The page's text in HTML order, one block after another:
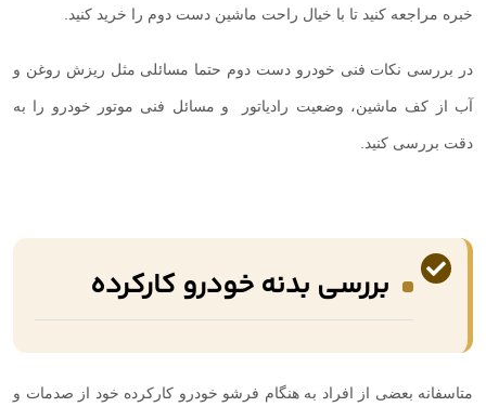
خبره مراجعه کنید تا با خیال راحت ماشین دست دوم را خرید کنید.
در بررسی نکات فنی خودرو دست دوم حتما مسائلی مثل ریزش روغن و
آب از کف ماشین، وضعیت رادیاتور و مسائل فنی موتور خودرو را به
دقت بررسی کنید.
بررسی بدنه خودرو کارکرده
متاسفانه بعضی از افراد به هنگام فرشو خودرو کارکرده خود از صدمات و